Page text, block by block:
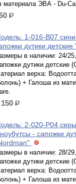
материала ЭВА - Du-
р.
1-016-B07
дутики
в наличии: 24/
дутики детские
верха:
+ Галоша из
р.
2-020-Р04
- сапожки
в наличии: 28/
дутики детские
верха:
+ Галоша из